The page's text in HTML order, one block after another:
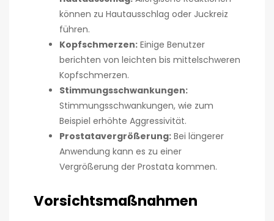
können zu Hautausschlag oder Juckreiz
führen.
Kopfschmerzen: Einige Benutzer
berichten von leichten bis mittelschweren
Kopfschmerzen.
Stimmungsschwankungen:
Stimmungsschwankungen, wie zum
Beispiel erhöhte Aggressivität.
Prostatavergrößerung: Bei längerer
Anwendung kann es zu einer
Vergrößerung der Prostata kommen.
Vorsichtsmaßnahmen